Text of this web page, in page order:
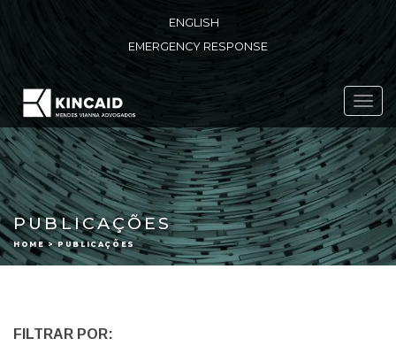
ENGLISH
EMERGENCY RESPONSE
PUBLICAÇÕES
HOME > PUBLICAÇÕES
FILTRAR POR: